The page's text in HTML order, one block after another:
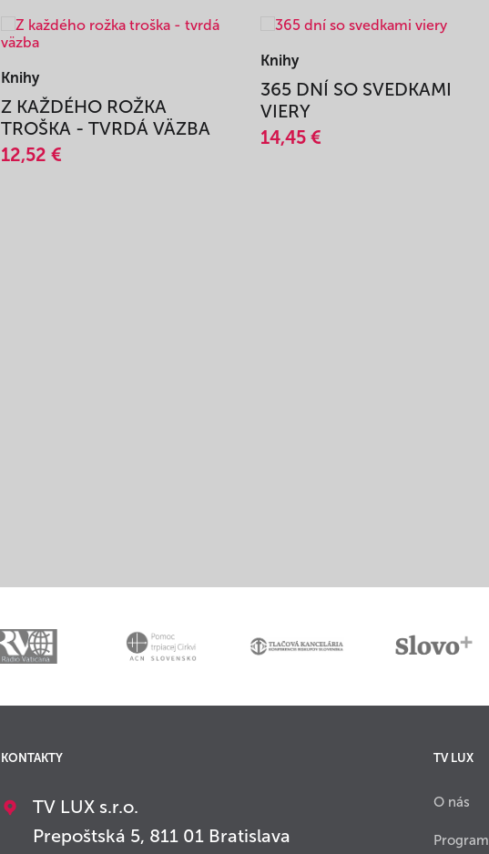
Knihy
Z KAŽDÉHO ROŽKA
TROŠKA - TVRDÁ VÄZBA
12,52 €
Knihy
365 DNÍ SO SVEDKAMI
VIERY
14,45 €
KONTAKTY
TV LUX s.r.o.
Prepoštská 5, 811 01 Bratislava
TV LUX
O nás
Program